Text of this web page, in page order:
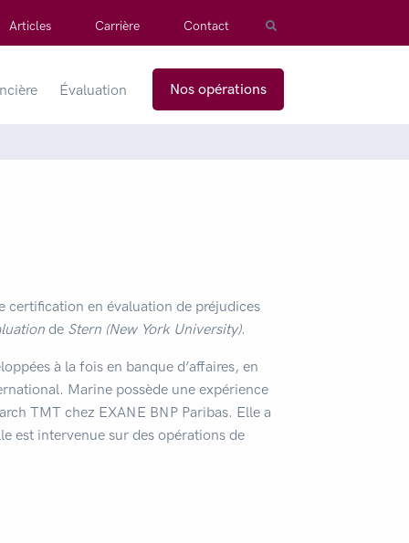
Articles Carrière Contact
Évaluation Nos opérations
certification en évaluation de préjudices
de Stern (New York University).
à la fois en banque d’affaires, en
Marine possède une expérience
TMT chez EXANE BNP Paribas. Elle a
est intervenue sur des opérations de